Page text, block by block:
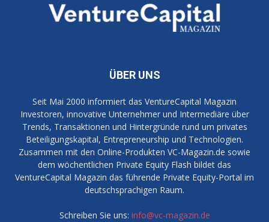
ÜBER UNS
Seit Mai 2000 informiert das VentureCapital Magazin
Investoren, innovative Unternehmer und Intermediäre über
Trends, Transaktionen und Hintergründe rund um privates
Beteiligungskapital, Entrepreneurship und Technologien.
Zusammen mit den Online-Produkten VC-Magazin.de sowie
dem wöchentlichen Private Equity Flash bildet das
VentureCapital Magazin das führende Private Equity-Portal im
deutschsprachigen Raum.
Schreiben Sie uns: info@vc-magazin.de